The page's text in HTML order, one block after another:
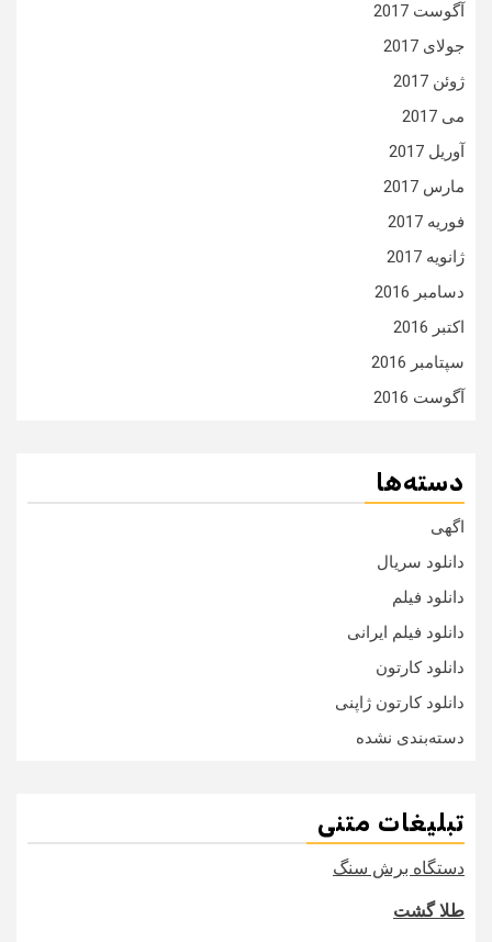
آگوست 2017
جولای 2017
ژوئن 2017
می 2017
آوریل 2017
مارس 2017
فوریه 2017
ژانویه 2017
دسامبر 2016
اکتبر 2016
سپتامبر 2016
آگوست 2016
دسته‌ها
اگهی
دانلود سریال
دانلود فیلم
دانلود فیلم ایرانی
دانلود کارتون
دانلود کارتون ژاپنی
دسته‌بندی نشده
تبلیغات متنی
دستگاه برش سنگ
طلا گشت